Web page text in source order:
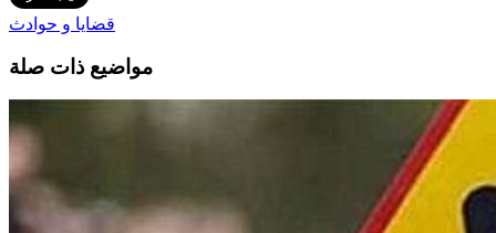
قضايا و حوادث
مواضيع ذات صلة